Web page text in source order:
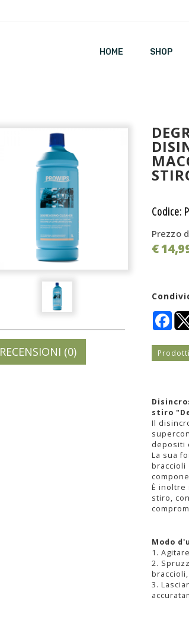
HOME SHOP
RECENSIONI (0)
Codice:
Prezzo
€
stiro
Il
depositi
La sua
braccioli
È inoltre
stiro,
Modo
1.
2.
3.